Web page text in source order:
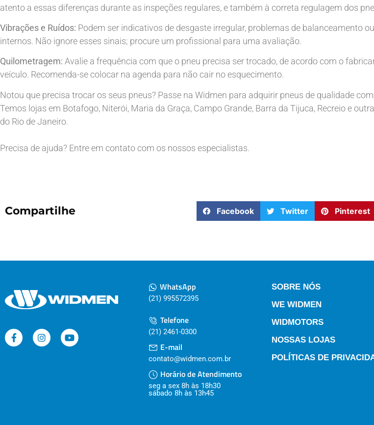
atento a essas diferenças durante as inspeções regulares, e também à correta regulagem dos
Vibrações e Ruídos: Podem ser indicativos de desgaste irregular, problemas de balanceamento
internos. Não ignore esses sinais; procure um profissional para uma avaliação.
Quilometragem: Avalie a frequência com que o pneu precisa ser trocado, de acordo com o
veículo. Recomenda-se colocar na agenda para não cair no esquecimento.
Notou que precisa trocar os seus pneus? Passe na Widmen para adquirir pneus de qualidade
Temos lojas em Botafogo, Niterói, Maria da Graça, Campo Grande, Barra da Tijuca, Recreio e
do Rio de Janeiro.
Precisa de ajuda? Entre em contato com os nossos especialistas.
Compartilhe Facebook Twitter Pinterest
WhatsApp
(21) 995572395
Telefone
(21) 2461-0300
E-mail
contato@widmen.com.br
Horário de Atendimento
seg a sex 8h às 18h30
sábado 8h às 13h45
SOBRE NÓS
WE WIDMEN
WIDMOTORS
NOSSAS LOJAS
POLÍTICAS DE